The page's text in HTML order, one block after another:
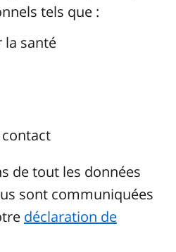
tels que :
la santé
de tout les données
sont communiquées
déclaration de